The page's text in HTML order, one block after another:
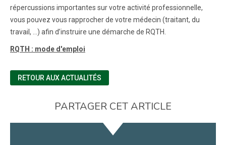
répercussions importantes sur votre activité professionnelle,
vous pouvez vous rapprocher de votre médecin (traitant, du
travail, ...) afin d’instruire une démarche de RQTH.
RQTH : mode d'emploi
RETOUR AUX ACTUALITÉS
PARTAGER CET ARTICLE